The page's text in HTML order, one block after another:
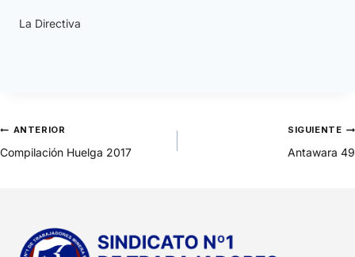
La Directiva
ANTERIOR
Compilación Huelga 2017
SIGUIENTE
Antawara 49